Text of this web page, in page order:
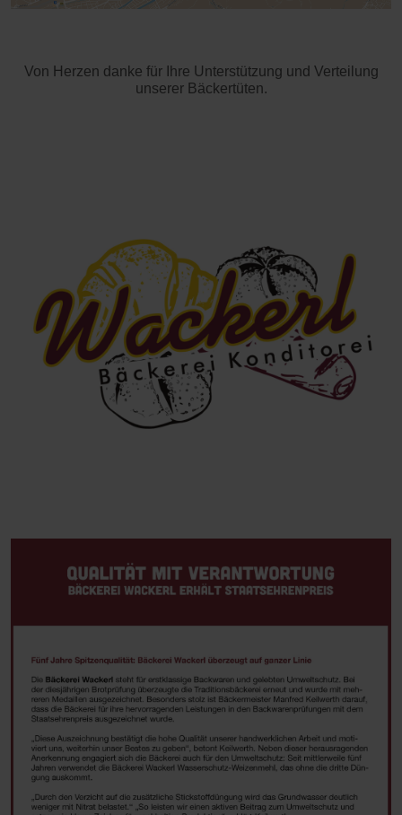
Von Herzen danke für Ihre Unterstützung und Verteilung
unserer Bäckertüten.